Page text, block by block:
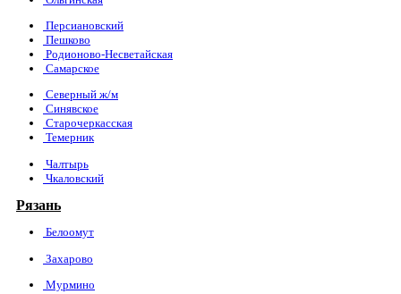
Персиановский
Пешково
Родионово-Несветайская
Самарское
Северный ж/м
Синявское
Старочеркасская
Темерник
Чалтырь
Чкаловский
Рязань
Белоомут
Захарово
Мурмино